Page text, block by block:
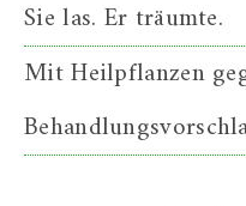
Sie las. Er träumte.
Mit Heilpflanzen